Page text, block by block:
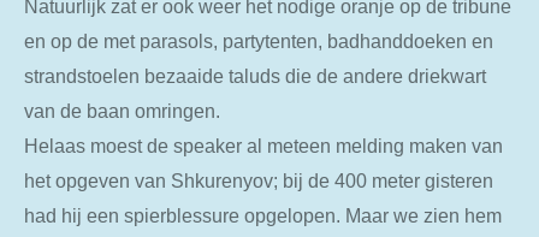
Natuurlijk zat er ook weer het nodige oranje op de tribune
en op de met parasols, partytenten, badhanddoeken en
strandstoelen bezaaide taluds die de andere driekwart
van de baan omringen.
Helaas moest de speaker al meteen melding maken van
het opgeven van Shkurenyov; bij de 400 meter gisteren
had hij een spierblessure opgelopen. Maar we zien hem